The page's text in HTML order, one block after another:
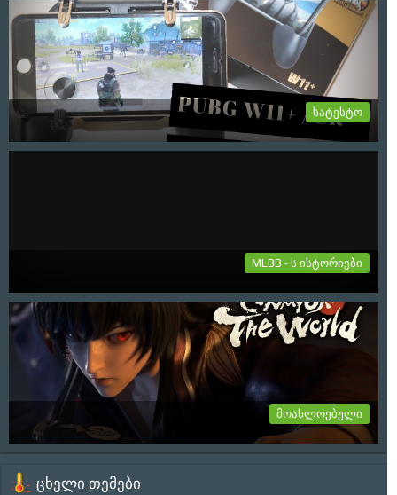
იყიდება პროექტი ყვლა თავისი აქტივით
იყიდება პროექტი ყვლა თავისი აქტივით: Web Page:
Mobilegames.ge Facebook:...
6-02-2024, 12:44
სატესტო
MLBB - ს ისტორიები
TERIZLA
"თუ რწმენას შეუძლია დააბრუნოს სიყვარული, იმედი და
იხსნას სამყარო, მაშ კვლავ...
19-07-2021, 01:19
მოახლოებული
თრეილერი იხილეთ სრულად სიახლეში...
ცხელი თემები